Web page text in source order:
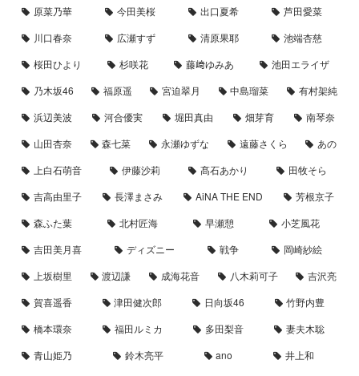
原菜乃華 今田美桜 出口夏希
芦田愛菜
川口春奈
広瀬すず 清原果耶
池端杏慈
桜田ひより
杉咲花 藤﨑ゆみあ
池田エライザ
乃木坂46
福原遥 宮迫翠月 中島瑠菜
有村架純
浜辺美波
河合優実 堀田真由 畑芽育
南琴奈
山田杏奈
森七菜 永瀬ゆずな 遠藤さくら
あの
上白石萌音
伊藤沙莉 髙石あかり
田牧そら
吉高由里子
長澤まさみ AiNA THE END
芳根京子
森ふた葉
北村匠海 早瀬憩
小芝風花
吉田美月喜
ディズニー 戦争
岡崎紗絵
上坂樹里
渡辺謙 成海花音 八木莉可子
吉沢亮
賀喜遥香
津田健次郎 日向坂46
竹野内豊
橋本環奈
福田ルミカ 多田梨音
妻夫木聡
青山姫乃
鈴木亮平 ano 井上和